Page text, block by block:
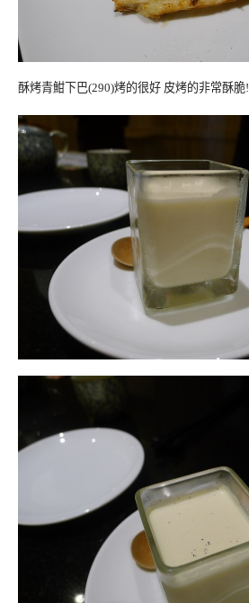
酥烤青魽下巴(290)烤的很好 皮烤的非常酥脆!